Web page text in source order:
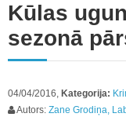
Kūlas
sezonā
04/04/2016, Kategorija:
Autors: Zane Grodiņa,